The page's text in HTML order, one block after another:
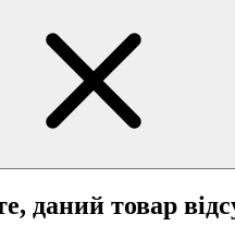
користувачів
даний товар